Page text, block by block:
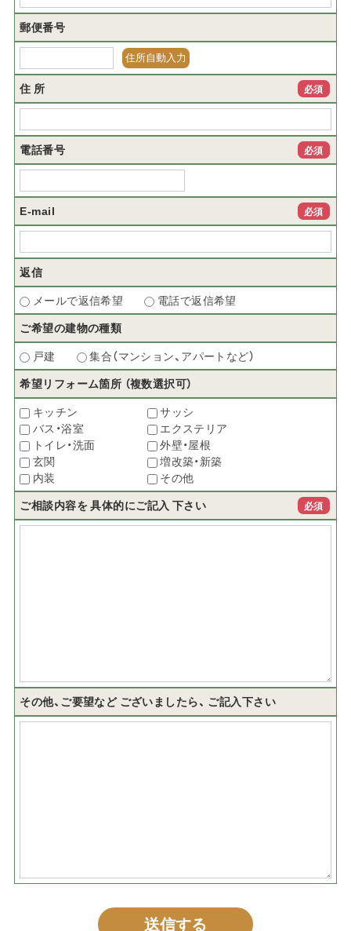
郵便番号
住 所 必須
電話番号 必須
E-mail 必須
返信
メールで返信希望
電話で返信希望
ご希望の建物の種類
戸建
集合（マンション、アパートなど）
希望リフォーム箇所 （複数選択可）
キッチン
サッシ
バス・浴室
エクステリア
トイレ・洗面
外壁・屋根
玄関
増改築・新築
内装
その他
ご相談内容を具体的にご記入 下さい 必須
その他、ご要望などございましたら、 ご記入下さい